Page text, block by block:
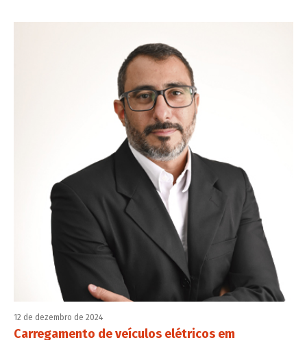
12 de dezembro de 2024
Carregamento de veículos elétricos em